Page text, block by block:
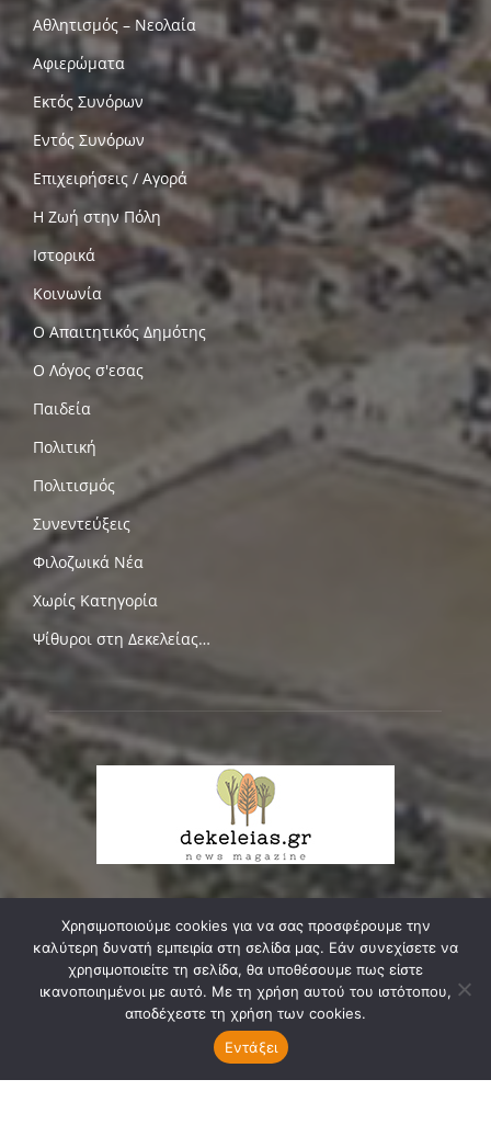
Αθλητισμός – Νεολαία
Αφιερώματα
Εκτός Συνόρων
Εντός Συνόρων
Επιχειρήσεις / Αγορά
Η Ζωή στην Πόλη
Ιστορικά
Κοινωνία
Ο Απαιτητικός Δημότης
Ο Λόγος σ'εσας
Παιδεία
Πολιτική
Πολιτισμός
Συνεντεύξεις
Φιλοζωικά Νέα
Χωρίς Κατηγορία
Ψίθυροι στη Δεκελείας…
ΣΧΕΤΙΚΑ ΜΕ ΕΜΑΣ
Δεκελείας, ο δικός μας δρόμος, κεντρική αρτηρία της
κοινωνικής, οικιστικής και πολιτιστικής μας ενότητας,
ζευγαρώνει τις δυο πάλαι ποτέ κοινότητες της Νέας
Φιλαδέλφειας και...Διαβάστε Περισσότερα ...
Χρησιμοποιούμε cookies για να σας προσφέρουμε την
καλύτερη δυνατή εμπειρία στη σελίδα μας. Εάν συνεχίσετε να
χρησιμοποιείτε τη σελίδα, θα υποθέσουμε πως είστε
ικανοποιημένοι με αυτό. Με τη χρήση αυτού του ιστότοπου,
αποδέχεστε τη χρήση των cookies.
Εντάξει